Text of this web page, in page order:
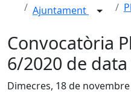
Ajuntament
Convocatòria
6/2020 de
Dimecres, 18 de